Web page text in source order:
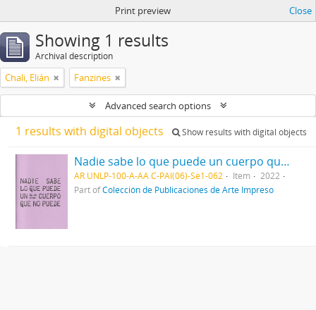
Print preview Close
Showing 1 results
Archival description
Chali, Elián Fanzines
Advanced search options
1 results with digital objects Show results with digital objects
Nadie sabe lo que puede un cuerpo que no puede 2022
AR UNLP-100-A-AA C-PAI(06)-Se1-062 Item
2022
Part ofColección de Publicaciones de Arte Impreso